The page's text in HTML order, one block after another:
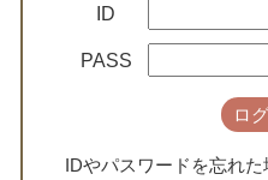
ID
PASS
ロ
IDやパスワードを忘れ